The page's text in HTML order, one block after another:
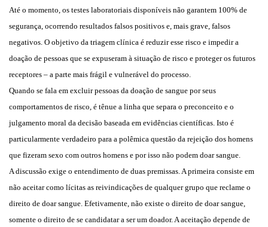
Até o momento, os testes laboratoriais disponíveis não garantem 100% de
segurança, ocorrendo resultados falsos positivos e, mais grave, falsos
negativos. O objetivo da triagem clínica é reduzir esse risco e impedir a
doação de pessoas que se expuseram à situação de risco e proteger os futuros
receptores – a parte mais frágil e vulnerável do processo.
Quando se fala em excluir pessoas da doação de sangue por seus
comportamentos de risco, é tênue a linha que separa o preconceito e o
julgamento moral da decisão baseada em evidências científicas. Isto é
particularmente verdadeiro para a polêmica questão da rejeição dos homens
que fizeram sexo com outros homens e por isso não podem doar sangue.
A discussão exige o entendimento de duas premissas. A primeira consiste em
não aceitar como lícitas as reivindicações de qualquer grupo que reclame o
direito de doar sangue. Efetivamente, não existe o direito de doar sangue,
somente o direito de se candidatar a ser um doador. A aceitação depende de